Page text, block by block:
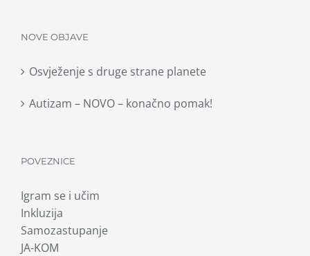
NOVE OBJAVE
Osvježenje s druge strane planete
Autizam – NOVO – konačno pomak!
POVEZNICE
Igram se i učim
Inkluzija
Samozastupanje
JA-KOM